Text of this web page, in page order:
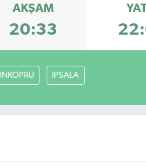
AKŞAM
20:33
İPSALA